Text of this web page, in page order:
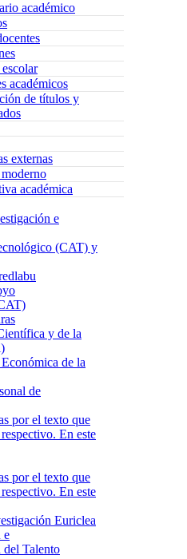
académico
académicos
de títulos y
externas
académica
e
(CAT) y
y de la
de la
de
Euriclea
e
del Talento